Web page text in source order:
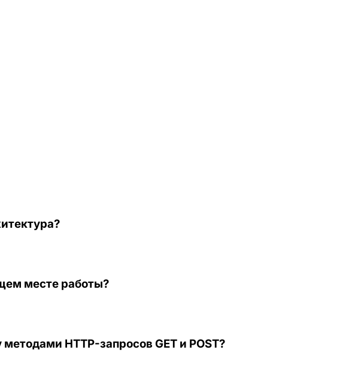
месте работы?
HTTP-запросов GET и POST?